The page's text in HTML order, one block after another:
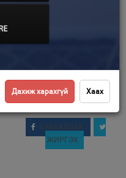
ХУВААЛЦАХ
ХУВААЛЦАХ
ЖИРГЭХ
Дахиж харахгүй Хаах